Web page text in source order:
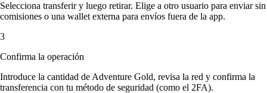
Selecciona transferir y luego retirar. Elige a otro usuario para enviar sin
comisiones o una wallet externa para envíos fuera de la app.
3
Confirma la operación
Introduce la cantidad de Adventure Gold, revisa la red y confirma la
transferencia con tu método de seguridad (como el 2FA).